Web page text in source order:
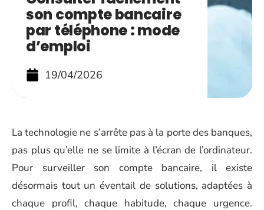
son compte bancaire
par téléphone : mode
d’emploi
19/04/2026
La technologie ne s’arrête pas à la porte des banques,
pas plus qu’elle ne se limite à l’écran de l’ordinateur.
Pour surveiller son compte bancaire, il existe
désormais tout un éventail de solutions, adaptées à
chaque profil, chaque habitude, chaque urgence.